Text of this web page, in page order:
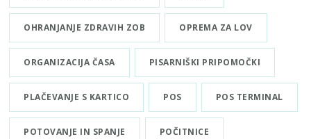
OHRANJANJE ZDRAVIH ZOB OPREMA ZA LOV
ORGANIZACIJA ČASA PISARNIŠKI PRIPOMOČKI
PLAČEVANJE S KARTICO POS POS TERMINAL
POTOVANJE IN SPANJE POČITNICE